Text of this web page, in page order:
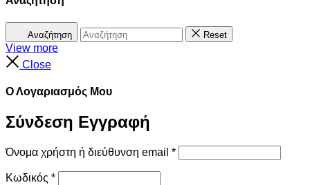
Αναζήτηση Reset
View more
Close
Ο Λογαριασμός Μου
Σύνδεση Εγγραφή
Όνομα χρήστη ή διεύθυνση email *
Κωδικός *